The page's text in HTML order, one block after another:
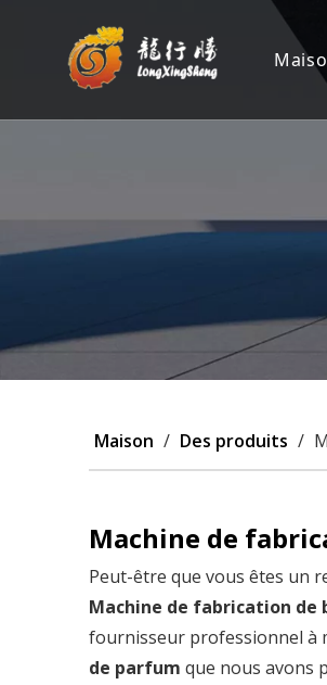
Maison / Des produits /
Machine de
Peut-être que vous êtes un
Machine de fabrication de
fournisseur professionnel à
de parfum que nous avons